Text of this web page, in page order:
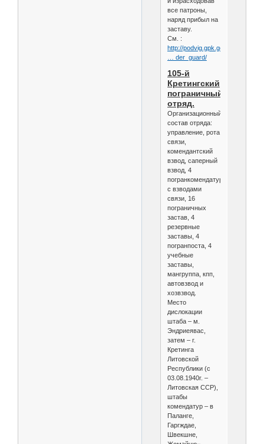
все патроны,
наряд прибыл на
заставу.
См. :
http://podvig.gpk.gov.by/article/
… der_guard/
105-й
Кретингский
пограничный
отряд.
Организационный
состав отряда:
управление, рота
связи,
комендантский
взвод, саперный
взвод, 4
погранкомендатуры
с взводами
связи, 16
пограничных
застав, 4
резервные
заставы, 4
погранпоста, 4
учебные
заставы,
мангруппа, кпп,
автовзвод и
хозвзвод.
Место
дислокации
штаба – м.
Эндриеявас,
затем – г.
Кретинга
Литовской
Республики (с
03.08.1940г. –
Литовская ССР),
штабы
комендатур – в
Паланге,
Гаргждае,
Швекшне,